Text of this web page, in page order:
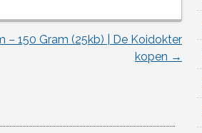
– 150 Gram (25kb) | De Koidokter
kopen →